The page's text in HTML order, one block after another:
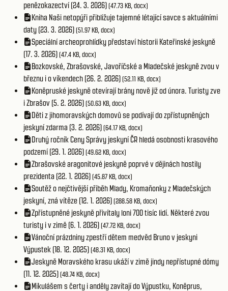
penězokazectví (24. 3. 2026)(47.73 KB, docx)
Kniha Naši netopýři přibližuje tajemné létající savce s aktuálními
daty (23. 3. 2026)(51.97 KB, docx)
Speciální archeoprohlídky představí historii Kateřinské jeskyně
(17. 3. 2026)(47.4 KB, docx)
Bozkovské, Zbrašovské, Javoříčské a Mladečské jeskyně zvou v
březnu i o víkendech (26. 2. 2026)(52.11 KB, docx)
Koněpruské jeskyně otevírají brány nově již od února. Turisty zve
i Zbrašov (5. 2. 2026)(50.63 KB, docx)
Děti z jihomoravských domovů se podívají do zpřístupněných
jeskyní zdarma (3. 2. 2026)(64.17 KB, docx)
Druhý ročník Ceny Správy jeskyní ČR hledá osobnosti krasového
podzemí (29. 1. 2026)(49.62 KB, docx)
Zbrašovské aragonitové jeskyně poprvé v dějinách hostily
prezidenta (22. 1. 2026)(45.87 KB, docx)
Soutěž o nejčtivější příběh Mlady, Kromaňonky z Mladečských
jeskyní, zná vítěze (12. 1. 2026)(288.58 KB, docx)
Zpřístupněné jeskyně přivítaly loni 700 tisíc lidí. Některé zvou
turisty i v zimě (6. 1. 2026)(47.72 KB, docx)
Vánoční prázdniny zpestří dětem medvěd Bruno v jeskyni
Výpustek (18. 12. 2025)(48.31 KB, docx)
Jeskyně Moravského krasu ukáží v zimě jindy nepřístupné dómy
(11. 12. 2025)(48.74 KB, docx)
Mikulášem s čerty i anděly zavítají do Výpustku, Koněprus,